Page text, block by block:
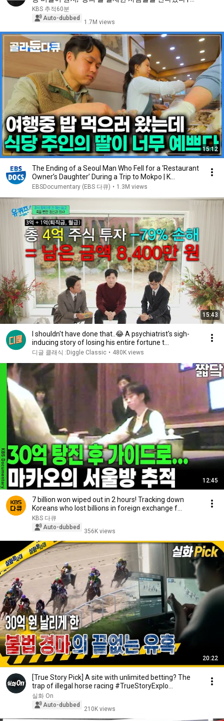
적60분 KBS 260116 방송
KBS 추적60분
Auto-dubbed
1.7M views
15:12
The Ending of a Seoul Man Who Fell for a ‘Restaurant
Owner’s Daughter’ During a Trip to Mokpo | K...
EBSDocumentary (EBS 다큐) • 1.3M views
15:43
I shouldn't have done that..😂 A psychiatrist's sigh-
inducing story of losing his entire fortune t...
디글 클래식 :Diggle Classic • 480K views
12:45
7 billion won wiped out in 2 hours! Tracking down
Koreans who lost billions in foreign exchange f...
KBS 다큐
Auto-dubbed
356K views
20:22
[True Story Pick] A site with unlimited betting? The
trap of illegal horse racing #TrueStoryExplo...
실화 On
Auto-dubbed
210K views